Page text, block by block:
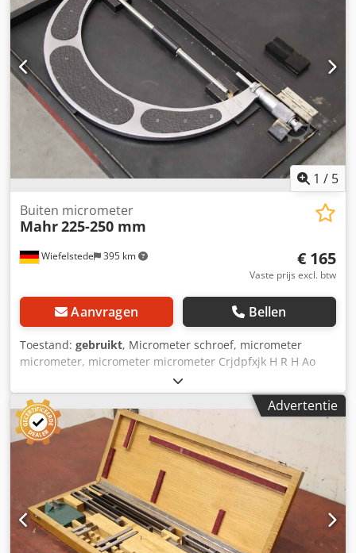
1 / 5
Wiefelstede 395 km
Buiten micrometer
Mahr225-250 mm
€ 165
Vaste prijs excl. btw
Aanvragen Bellen
Toestand: gebruikt, Micrometer schroef, micrometer
micrometer, micrometer micrometer Crjdpfxjk H R H Ao
Ahmof -Fabrikant: Mahr, Buiten micrometerschroef -
meetbereik: 225-250 mm -aflezing: 0,01 mm -vergrendeling
-andere maten: ook verkrijgbaar -afmeting doos:
400/230/H30 mm -gewicht: 2,2 kg
Advertentie